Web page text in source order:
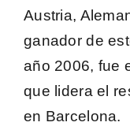
Austria,
ganador de
año 2006, fue
que lidera el
en Barcelona.